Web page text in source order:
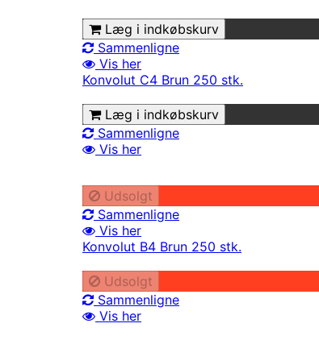
Læg i indkøbskurv
Sammenligne
Vis her
Konvolut C4 Brun 250 stk.
Læg i indkøbskurv
Sammenligne
Vis her
Udsolgt
Sammenligne
Vis her
Konvolut B4 Brun 250 stk.
Udsolgt
Sammenligne
Vis her